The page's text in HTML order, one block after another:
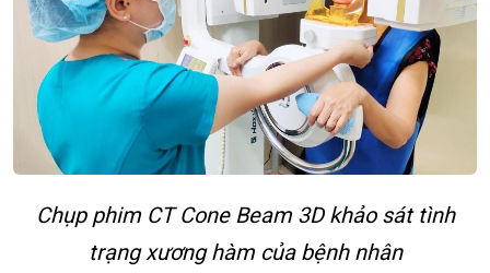
Chụp phim CT Cone Beam 3D khảo sát tình
trạng xương hàm của bệnh nhân